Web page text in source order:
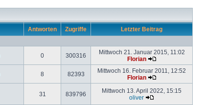
Antworten Zugriffe Letzter Beitrag
0 300316
Mittwoch 21. Januar 2015, 11:02
Florian
8 82393
Mittwoch 16. Februar 2011, 12:52
Florian
31 839796
Mittwoch 13. April 2022, 15:15
oliver